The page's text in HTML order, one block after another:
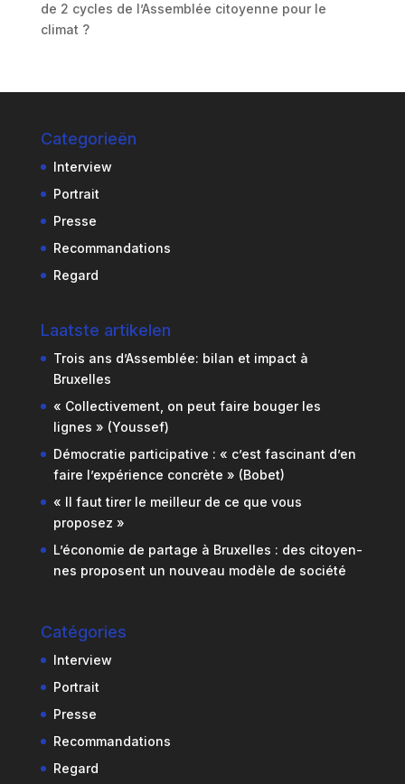
de 2 cycles de l’Assemblée citoyenne pour le
climat ?
Categorieën
Interview
Portrait
Presse
Recommandations
Regard
Laatste artikelen
Trois ans d’Assemblée: bilan et impact à
Bruxelles
« Collectivement, on peut faire bouger les
lignes » (Youssef)
Démocratie participative : « c’est fascinant d’en
faire l’expérience concrète » (Bobet)
« Il faut tirer le meilleur de ce que vous
proposez »
L’économie de partage à Bruxelles : des citoyen-
nes proposent un nouveau modèle de société
Catégories
Interview
Portrait
Presse
Recommandations
Regard